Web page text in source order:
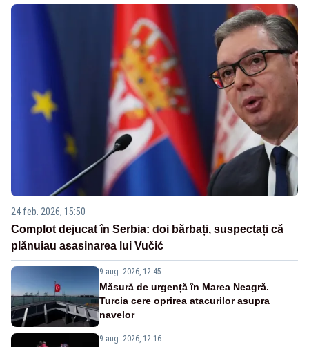
24 feb. 2026, 15:50
Complot dejucat în Serbia: doi bărbați, suspectați că
plănuiau asasinarea lui Vučić
9 aug. 2026, 12:45
Măsură de urgență în Marea Neagră.
Turcia cere oprirea atacurilor asupra
navelor
9 aug. 2026, 12:16